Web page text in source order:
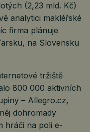
(2,23 mld. Kč)
analytici makléřské
firma plánuje
na Slovensku
tržiště
800 000 aktivních
– Allegro.cz,
dohromady
hráči na poli e-